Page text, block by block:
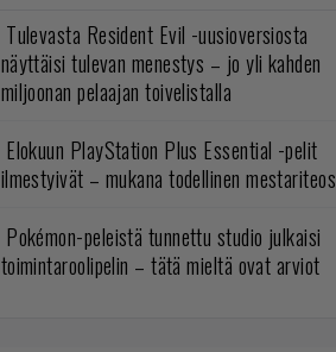
Tulevasta Resident Evil -uusioversiosta
näyttäisi tulevan menestys – jo yli kahden
miljoonan pelaajan toivelistalla
Elokuun PlayStation Plus Essential -pelit
ilmestyivät – mukana todellinen mestariteos
Pokémon-peleistä tunnettu studio julkaisi
toimintaroolipelin – tätä mieltä ovat arviot